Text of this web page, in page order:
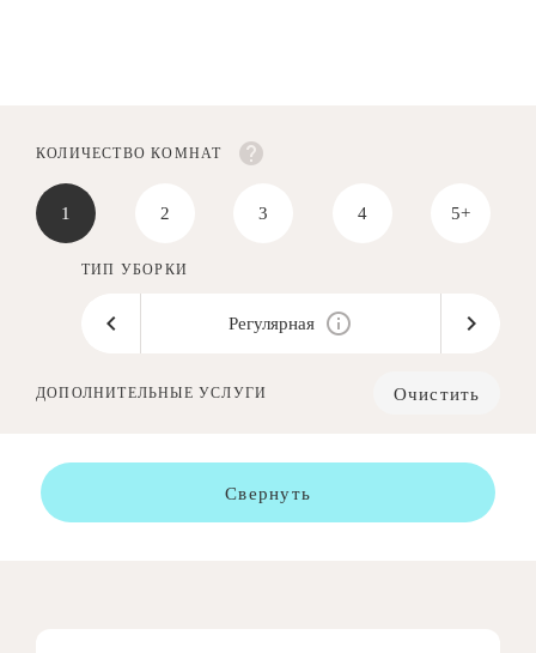
КОЛИЧЕСТВО КОМНАТ
1 2 3 4 5+
ТИП УБОРКИ
Регулярная
ДОПОЛНИТЕЛЬНЫЕ УСЛУГИ Очистить
Свернуть